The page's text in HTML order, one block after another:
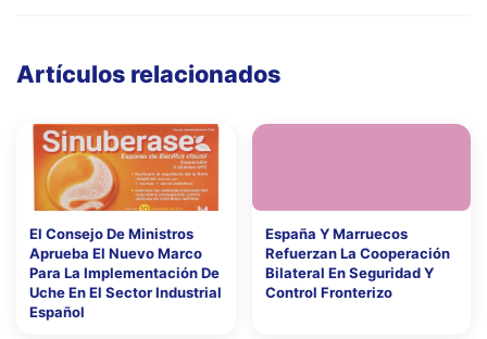
Artículos relacionados
El Consejo De Ministros
Aprueba El Nuevo Marco
Para La Implementación De
Uche En El Sector Industrial
Español
España Y Marruecos
Refuerzan La Cooperación
Bilateral En Seguridad Y
Control Fronterizo